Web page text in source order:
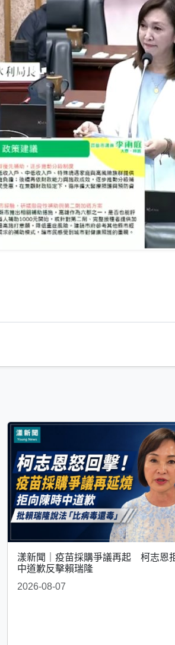
漾新聞｜疫苗採購爭議再起 柯志恩
中道歉反擊賴瑞隆
2026-08-07